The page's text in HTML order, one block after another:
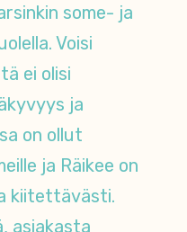
some- ja
Voisi
ei olisi
ja
on ollut
ja Räikee on
kiitettävästi.
asiakasta